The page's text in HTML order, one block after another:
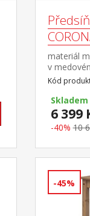
materiál
v
háčky, 4
boty
cm
Kód
Skladem
6 399
-40% 10
-45%